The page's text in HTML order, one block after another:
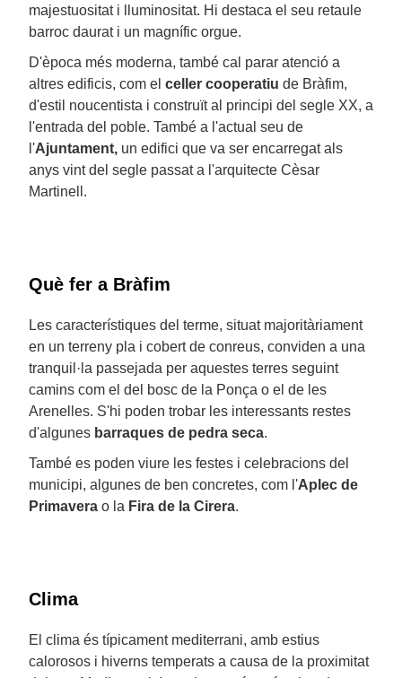
majestuositat i lluminositat. Hi destaca el seu retaule
barroc daurat i un magnífic orgue.
D'època més moderna, també cal parar atenció a
altres edificis, com el celler cooperatiu de Bràfim,
d'estil noucentista i construït al principi del segle XX, a
l'entrada del poble. També a l'actual seu de
l'Ajuntament, un edifici que va ser encarregat als
anys vint del segle passat a l'arquitecte Cèsar
Martinell.
Què fer a Bràfim
Les característiques del terme, situat majoritàriament
en un terreny pla i cobert de conreus, conviden a una
tranquil·la passejada per aquestes terres seguint
camins com el del bosc de la Ponça o el de les
Arenelles. S'hi poden trobar les interessants restes
d'algunes barraques de pedra seca.
També es poden viure les festes i celebracions del
municipi, algunes de ben concretes, com l'Aplec de
Primavera o la Fira de la Cirera.
Clima
El clima és típicament mediterrani, amb estius
calorosos i hiverns temperats a causa de la proximitat